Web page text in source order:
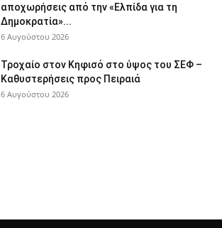
αποχωρήσεις από την «Ελπίδα για τη
Δημοκρατία»...
6 Αυγούστου 2026
Τροχαίο στον Κηφισό στο ύψος του ΣΕΦ –
Καθυστερήσεις προς Πειραιά
6 Αυγούστου 2026